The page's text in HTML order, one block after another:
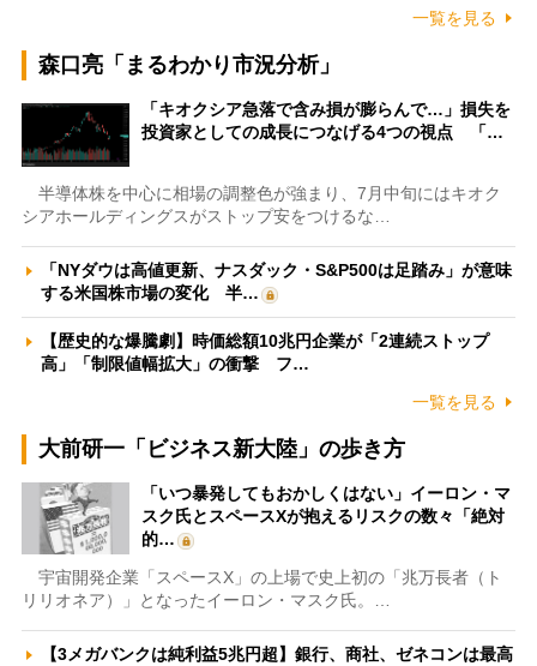
一覧を見る
森口亮「まるわかり市況分析」
「キオクシア急落で含み損が膨らんで…」損失を
投資家としての成長につなげる4つの視点 「…
半導体株を中心に相場の調整色が強まり、7月中旬にはキオク
シアホールディングスがストップ安をつけるな…
「NYダウは高値更新、ナスダック・S&P500は足踏み」が意味
する米国株市場の変化 半…
【歴史的な爆騰劇】時価総額10兆円企業が「2連続ストップ
高」「制限値幅拡大」の衝撃 フ…
一覧を見る
大前研一「ビジネス新大陸」の歩き方
「いつ暴発してもおかしくはない」イーロン・マ
スク氏とスペースXが抱えるリスクの数々「絶対
的…
宇宙開発企業「スペースX」の上場で史上初の「兆万長者（ト
リリオネア）」となったイーロン・マスク氏。…
【3メガバンクは純利益5兆円超】銀行、商社、ゼネコンは最高